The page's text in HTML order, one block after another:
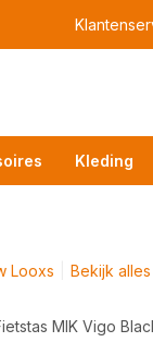
Kleding
Looxs Bekijk
MIK Vigo